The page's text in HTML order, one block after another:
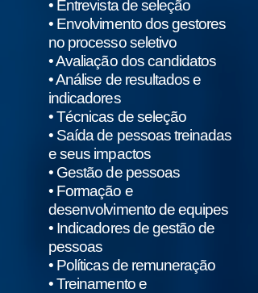
• Entrevista de seleção
• Envolvimento dos gestores
no processo seletivo
• Avaliação dos candidatos
• Análise de resultados e
indicadores
• Técnicas de seleção
• Saída de pessoas treinadas
e seus impactos
• Gestão de pessoas
• Formação e
desenvolvimento de equipes
• Indicadores de gestão de
pessoas
• Políticas de remuneração
• Treinamento e